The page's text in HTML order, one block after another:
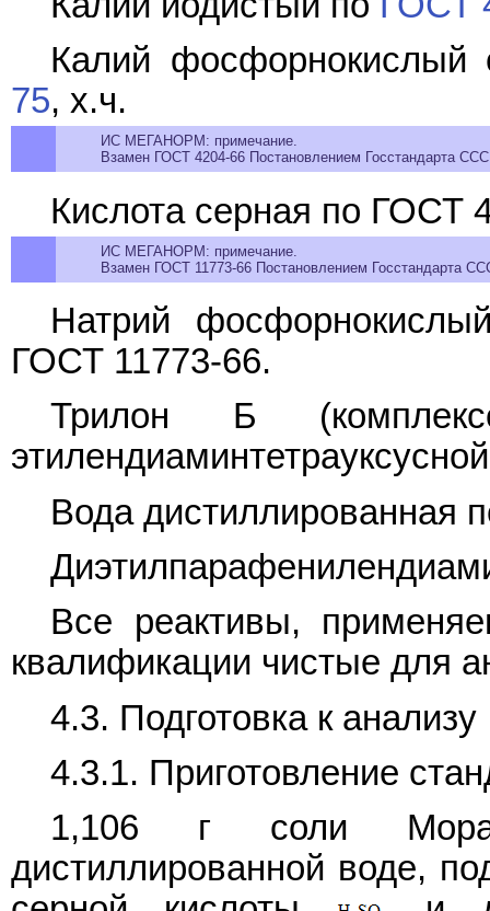
Калий
75, х.ч.
ИС МЕГАНОРМ: примечание.
Взамен ГОСТ 4204-66 Постановлением Госстандарта
Кислота серная по ГОСТ
ИС МЕГАНОРМ: примечание.
Взамен ГОСТ 11773-66 Постановлением Госстандарта
Натрий
ГОСТ 11773-66.
Трилон Б
Вода дистиллированная
Все реактивы,
квалификации чистые для
4.3. Подготовка к анализу
4.3.1. Приготовление
1,106 г соли
дистиллированной воде,